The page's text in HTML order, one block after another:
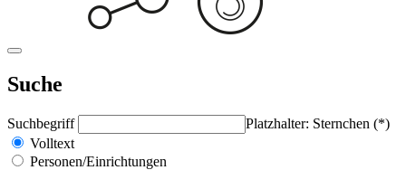
Suche
Suchbegriff
Platzhalter: Sternchen (*)
Volltext
Personen/Einrichtungen